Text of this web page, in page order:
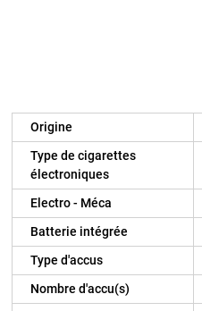
Origine
Type de cigarettes
électroniques
Electro - Méca
Batterie intégrée
Type d'accus
Nombre d'accu(s)